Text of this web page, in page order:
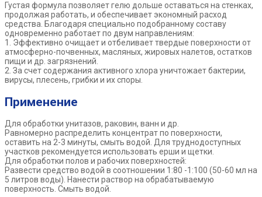
Густая формула позволяет гелю дольше оставаться на стенках,
продолжая работать, и обеспечивает экономный расход
средства. Благодаря специально подобранному составу
одновременно работает по двум направлениям:
1. Эффективно очищает и отбеливает твердые поверхности от
атмосферно-почвенных, масляных, жировых налетов, остатков
пищи и др. загрязнений.
2. За счет содержания активного хлора уничтожает бактерии,
вирусы, плесень, грибки и их споры.
Применение
Для обработки унитазов, раковин, ванн и др.
Равномерно распределить концентрат по поверхности,
оставить на 2-3 минуты, смыть водой. Для труднодоступных
участков рекомендуется использовать ерши и щетки.
Для обработки полов и рабочих поверхностей:
Развести средство водой в соотношении 1:80 -1:100 (50-60 мл на
5 литров воды). Нанести раствор на обрабатываемую
поверхность. Смыть водой.